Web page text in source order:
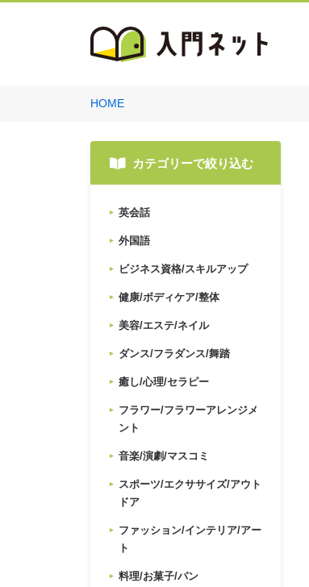
HOME
カテゴリーで絞り込む
英会話
外国語
ビジネス資格/スキルアップ
健康/ボディケア/整体
美容/エステ/ネイル
ダンス/フラダンス/舞踏
癒し/心理/セラピー
フラワー/フラワーアレンジメ
ント
音楽/演劇/マスコミ
スポーツ/エクササイズ/アウト
ドア
ファッション/インテリア/アー
ト
料理/お菓子/パン